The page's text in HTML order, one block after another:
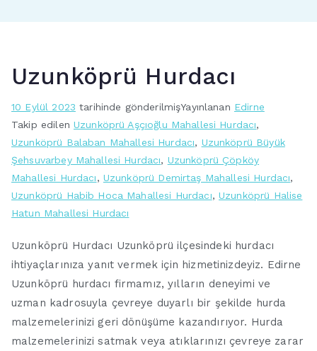
Uzunköprü Hurdacı
10 Eylül 2023 tarihinde gönderilmişYayınlanan Edirne
Takip edilen Uzunköprü Aşçıoğlu Mahallesi Hurdacı,
Uzunköprü Balaban Mahallesi Hurdacı, Uzunköprü Büyük
Şehsuvarbey Mahallesi Hurdacı, Uzunköprü Çöpköy
Mahallesi Hurdacı, Uzunköprü Demirtaş Mahallesi Hurdacı,
Uzunköprü Habib Hoca Mahallesi Hurdacı,Uzunköprü Halise
Hatun Mahallesi Hurdacı
Uzunköprü Hurdacı Uzunköprü ilçesindeki hurdacı
ihtiyaçlarınıza yanıt vermek için hizmetinizdeyiz. Edirne
Uzunköprü hurdacı firmamız, yılların deneyimi ve
uzman kadrosuyla çevreye duyarlı bir şekilde hurda
malzemelerinizi geri dönüşüme kazandırıyor. Hurda
malzemelerinizi satmak veya atıklarınızı çevreye zarar